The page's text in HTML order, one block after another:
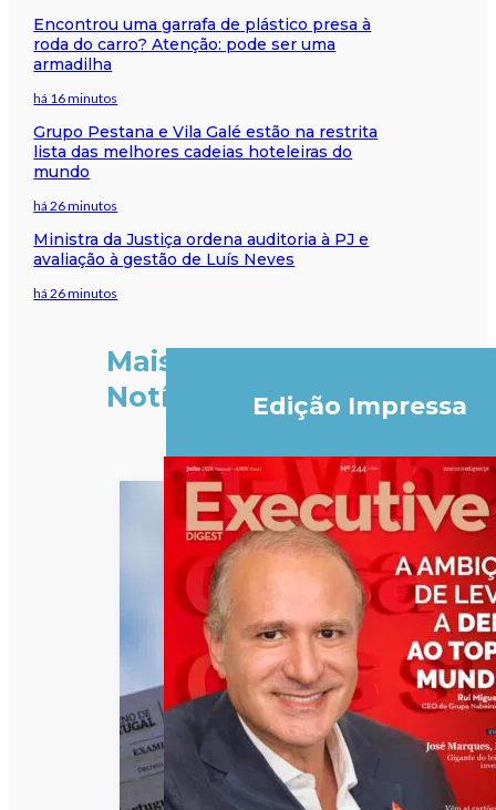
Encontrou uma garrafa de plástico presa à
roda do carro? Atenção: pode ser uma
armadilha
há 16 minutos
Grupo Pestana e Vila Galé estão na restrita
lista das melhores cadeias hoteleiras do
mundo
há 26 minutos
Ministra da Justiça ordena auditoria à PJ e
avaliação à gestão de Luís Neves
há 26 minutos
Mais
Notícias
Edição Impressa